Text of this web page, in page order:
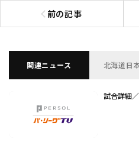
前の記事
前の記事へ
関連ニュース 北海道日
試合詳細